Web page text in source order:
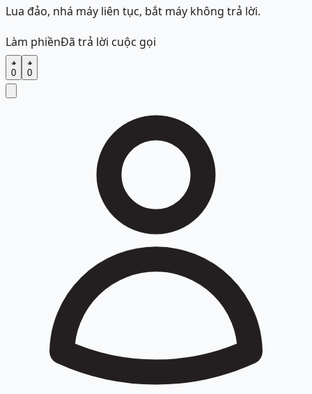
Lua đảo, nhá máy liên tục, bắt máy không trả lời.
Làm phiềnĐã trả lời cuộc gọi
0 0